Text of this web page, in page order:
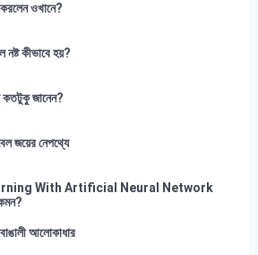
ওখানে?
নষ্ট কীভাবে হয়?
কতটুকু জানেন?
জয়ের নেপথ্যে
With Artificial Neural Network
আলোকাধার